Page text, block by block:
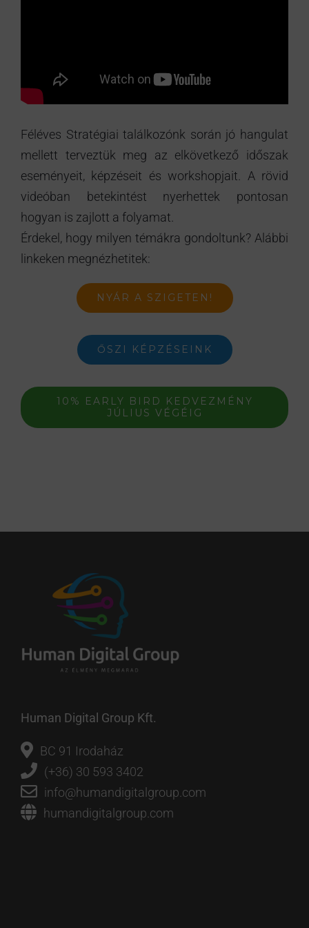
Féléves Stratégiai találkozónk során jó hangulat
mellett terveztük meg az elkövetkező időszak
eseményeit, képzéseit és workshopjait. A rövid
videóban betekintést nyerhettek pontosan
hogyan is zajlott a folyamat.
Érdekel, hogy milyen témákra gondoltunk? Alábbi
linkeken megnézhetitek:
NYÁR A SZIGETEN!
ŐSZI KÉPZÉSEINK
10% EARLY BIRD KEDVEZMÉNY
JÚLIUS VÉGÉIG
Human Digital Group Kft.
BC 91 Irodaház
(+36) 30 593 3402
info@humandigitalgroup.com
humandigitalgroup.com